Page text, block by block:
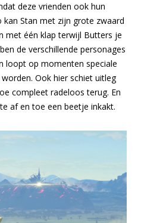
deze vrienden ook hun
kan Stan met zijn grote zwaard
met één klap terwijl Butters je
de verschillende personages
loopt op momenten speciale
Ook hier schiet uitleg
compleet radeloos terug. En
af en toe een beetje inkakt.